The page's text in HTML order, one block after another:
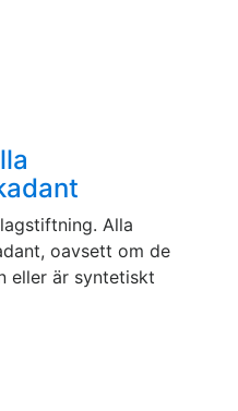
Alla
oavsett om de
eller är syntetiskt